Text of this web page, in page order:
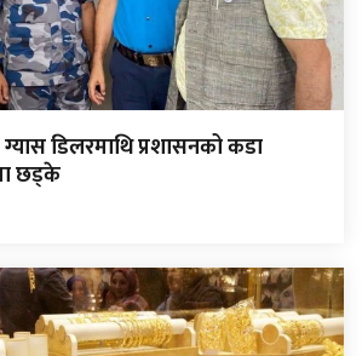
डिलरमाथि प्रशासनको कडा
छड्के